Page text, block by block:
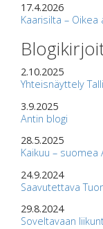
17.4.2026
Kaarisilta – Oikea
2.10.2025
Yhteisnäyttely
3.9.2025
Antin blogi
28.5.2025
Kaikuu –
24.9.2024
Saavutettava
29.8.2024
Soveltavaan